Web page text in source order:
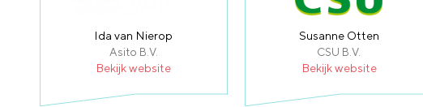
Ida van Nierop
Asito B.V.
Bekijk website
Susanne Otten
CSU B.V.
Bekijk website